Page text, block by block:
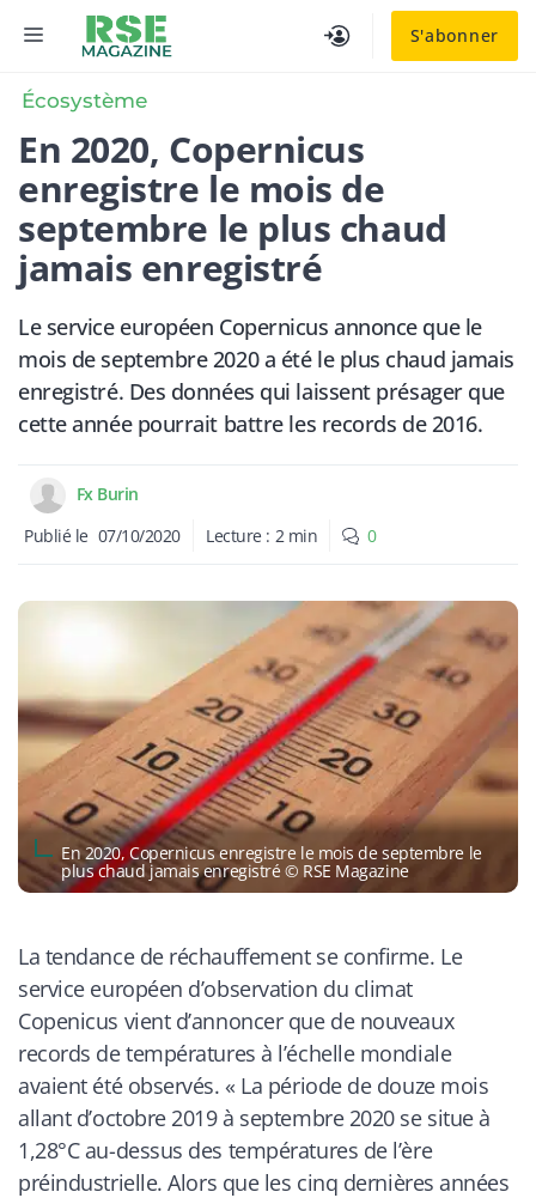
S'abonner
MENU
Écosystème
En 2020, Copernicus
enregistre le mois de
septembre le plus chaud
jamais enregistré
Le service européen Copernicus annonce que le
mois de septembre 2020 a été le plus chaud jamais
enregistré. Des données qui laissent présager que
cette année pourrait battre les records de 2016.
Fx Burin
Publié le 07/10/2020 Lecture : 2 min 0
En 2020, Copernicus enregistre le mois de septembre le
plus chaud jamais enregistré © RSE Magazine
La tendance de réchauffement se confirme. Le
service européen d’observation du climat
Copenicus vient d’annoncer que de nouveaux
records de températures à l’échelle mondiale
avaient été observés. « La période de douze mois
allant d’octobre 2019 à septembre 2020 se situe à
1,28°C au-dessus des températures de l’ère
préindustrielle. Alors que les cinq dernières années